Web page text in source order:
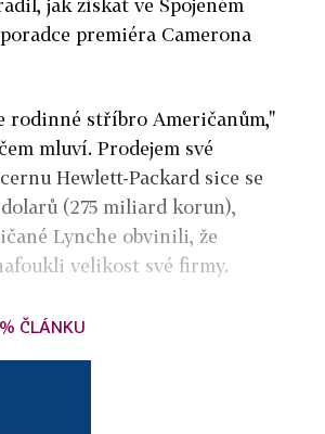
premiéra Camerona
rodinné stříbro Američanům,"
mluví. Prodejem své
Hewlett-Packard sice se
(275 miliard korun),
Lynche obvinili, že
velikost své firmy.
ČLÁNKU